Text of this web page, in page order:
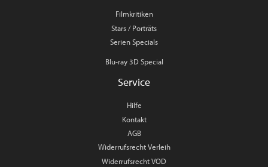
Filmkritiken
Stars / Porträts
Serien Specials
Blu-ray 3D Special
Service
Hilfe
Kontakt
AGB
Widerrufsrecht Verleih
Widerrufsrecht VOD